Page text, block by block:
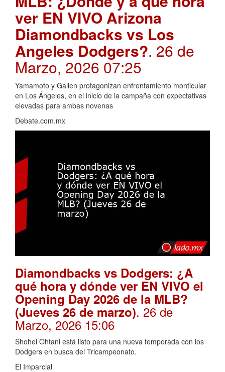
ver EN VIVO Arizona
Diamondbacks vs Los
Angeles Dodgers?. 26 de
Marzo, 2026 07:25
Yamamoto y Gallen protagonizan enfrentamiento monticular
en Los Ángeles, en el inicio de la campaña con expectativas
elevadas para ambas novenas
Debate.com.mx
Diamondbacks vs Dodgers: ¿A
qué hora y dónde ver EN VIVO el
Opening Day 2026 de la MLB?
(Jueves 26 de marzo). 26 de
Marzo, 2026 15:06
Shohei Ohtani está listo para una nueva temporada con los
Dodgers en busca del Tricampeonato.
El Imparcial